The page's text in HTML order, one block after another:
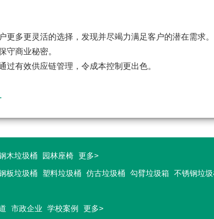
多更灵活的选择，发现并尽竭力满足客户的潜在需求。
守商业秘密。
有效供应链管理，令成本控制更出色。
木垃圾桶 园林座椅 更多>
板垃圾桶 塑料垃圾桶 仿古垃圾桶 勾臂垃圾箱 不锈钢垃
市政企业 学校案例 更多>